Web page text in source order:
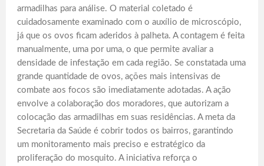
armadilhas para análise. O material coletado é
cuidadosamente examinado com o auxílio de microscópio,
já que os ovos ficam aderidos à palheta. A contagem é feita
manualmente, uma por uma, o que permite avaliar a
densidade de infestação em cada região. Se constatada uma
grande quantidade de ovos, ações mais intensivas de
combate aos focos são imediatamente adotadas. A ação
envolve a colaboração dos moradores, que autorizam a
colocação das armadilhas em suas residências. A meta da
Secretaria da Saúde é cobrir todos os bairros, garantindo
um monitoramento mais preciso e estratégico da
proliferação do mosquito. A iniciativa reforça o